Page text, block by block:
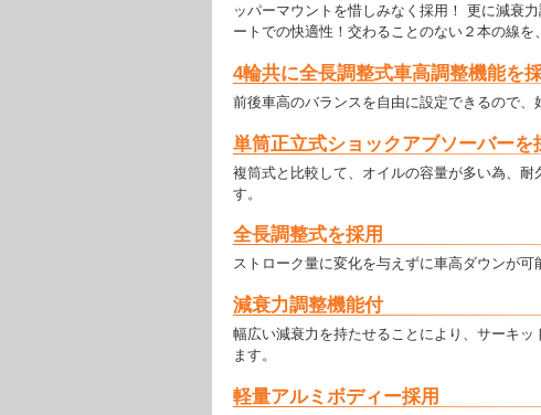
ッパーマウントを惜しみなく採用！ 更に減衰
ートでの快適性！交わることのない２本の線を
4輪共に全長調整式車高調整機能を
前後車高のバランスを自由に設定できるので、
単筒正立式ショックアブソーバーを
複筒式と比較して、オイルの容量が多い為、
す。
全長調整式を採用
ストローク量に変化を与えずに車高ダウンが可
減衰力調整機能付
幅広い減衰力を持たせることにより、サーキ
ます。
軽量アルミボディー採用